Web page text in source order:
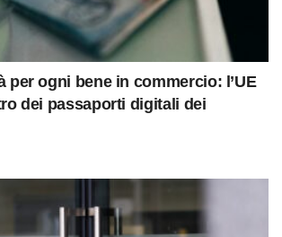
per ogni bene in commercio: l’UE
dei passaporti digitali dei